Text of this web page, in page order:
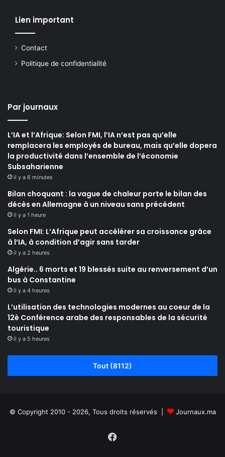
Lien important
Contact
Politique de confidentialité
Par journaux
L’IA et l’Afrique: Selon FMI, l’IA n’est pas qu’elle
remplacera les employés de bureau, mais qu’elle dopera
la productivité dans l’ensemble de l’économie
Subsaharienne
il y a 6 minutes
Bilan choquant : la vague de chaleur porte le bilan des
décès en Allemagne à un niveau sans précédent
il y a 1 heure
Selon FMI: L’Afrique peut accélérer sa croissance grâce
à l’IA, à condition d’agir sans tarder
il y a 2 heures
Algérie.. 6 morts et 19 blessés suite au renversement d’un
bus à Constantine
il y a 4 heures
L’utilisation des technologies modernes au coeur de la
12è Conférence arabe des responsables de la sécurité
touristique
il y a 5 heures
Tout (8112)
© Copyright 2010 - 2026, Tous droits réservés | Journaux.ma
Facebook